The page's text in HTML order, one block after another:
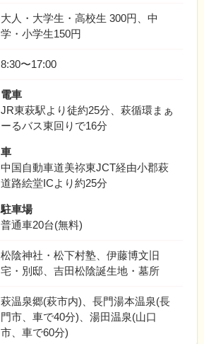
大人・大学生・高校生 300円、中
学・小学生150円
8:30〜17:00
電車
JR東萩駅より徒約25分、萩循環まぁ
ーるバス東回りで16分
車
中国自動車道美祢東JCT経由小郡萩
道路絵堂ICより約25分
駐車場
普通車20台(無料)
松陰神社・松下村塾、伊藤博文旧
宅・別邸、吉田松陰誕生地・墓所
萩温泉郷(萩市内)、長門湯本温泉(長
門市、車で40分)、湯田温泉(山口
市、車で60分)